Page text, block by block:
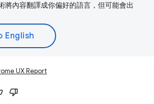
將內容翻譯成你偏好的語言，但可能會出
UX Report